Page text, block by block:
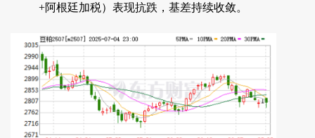
+阿根廷加税）表现抗跌，基差持续收敛。